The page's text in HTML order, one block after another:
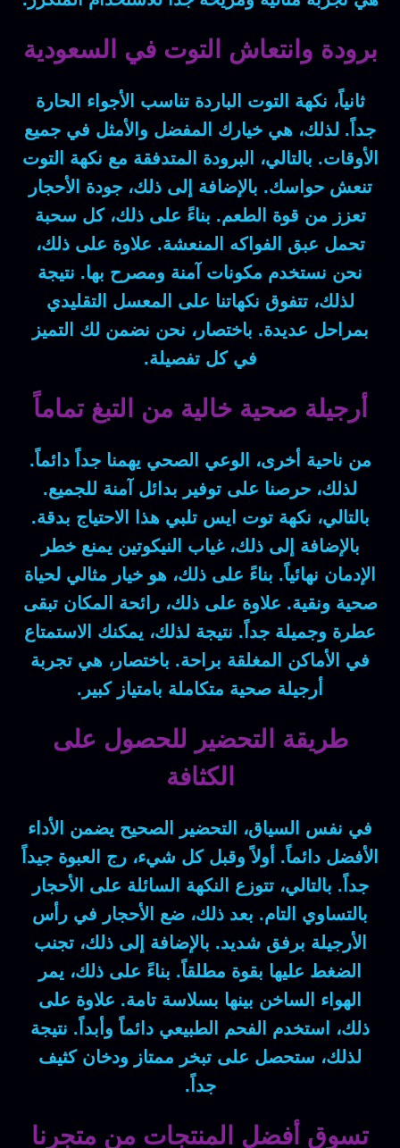
برودة وانتعاش التوت في السعودية
ثانياً، نكهة التوت الباردة تناسب الأجواء الحارة
جداً. لذلك، هي خيارك المفضل والأمثل في جميع
الأوقات. بالتالي، البرودة المتدفقة مع نكهة التوت
تنعش حواسك. بالإضافة إلى ذلك، جودة الأحجار
تعزز من قوة الطعم. بناءً على ذلك، كل سحبة
تحمل عبق الفواكه المنعشة. علاوة على ذلك،
نحن نستخدم مكونات آمنة ومصرح بها. نتيجة
لذلك، تتفوق نكهاتنا على المعسل التقليدي
بمراحل عديدة. باختصار، نحن نضمن لك التميز
في كل تفصيلة.
أرجيلة صحية خالية من التبغ تماماً
من ناحية أخرى، الوعي الصحي يهمنا جداً دائماً.
لذلك، حرصنا على توفير بدائل آمنة للجميع.
بالتالي، نكهة توت ايس تلبي هذا الاحتياج بدقة.
بالإضافة إلى ذلك، غياب النيكوتين يمنع خطر
الإدمان نهائياً. بناءً على ذلك، هو خيار مثالي لحياة
صحية ونقية. علاوة على ذلك، رائحة المكان تبقى
عطرة وجميلة جداً. نتيجة لذلك، يمكنك الاستمتاع
في الأماكن المغلقة براحة. باختصار، هي تجربة
أرجيلة صحية متكاملة بامتياز كبير.
طريقة التحضير للحصول على
الكثافة
في نفس السياق، التحضير الصحيح يضمن الأداء
الأفضل دائماً. أولاً وقبل كل شيء، رج العبوة جيداً
جداً. بالتالي، تتوزع النكهة السائلة على الأحجار
بالتساوي التام. بعد ذلك، ضع الأحجار في رأس
الأرجيلة برفق شديد. بالإضافة إلى ذلك، تجنب
الضغط عليها بقوة مطلقاً. بناءً على ذلك، يمر
الهواء الساخن بينها بسلاسة تامة. علاوة على
ذلك، استخدم الفحم الطبيعي دائماً وأبداً. نتيجة
لذلك، ستحصل على تبخر ممتاز ودخان كثيف
جداً.
تسوق أفضل المنتجات من متجرنا